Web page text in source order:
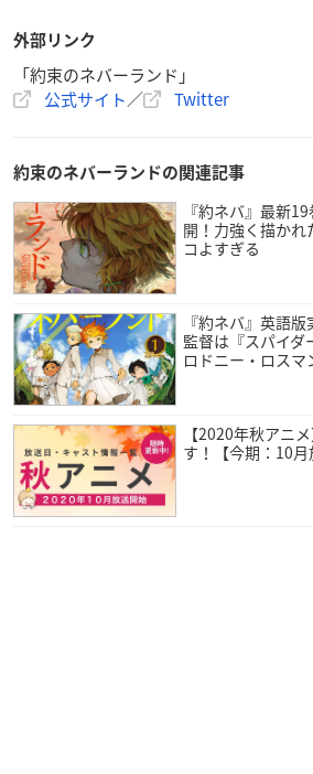
外部リンク
「約束のネバーランド」
公式サイト／ Twitter
約束のネバーランドの関連記事
『約ネバ』最新
開！力強く描かれ
コよすぎる
『約ネバ』英語
監督は『スパイダ
ロドニー・ロスマ
【2020年秋アニ
す！【今期：10月